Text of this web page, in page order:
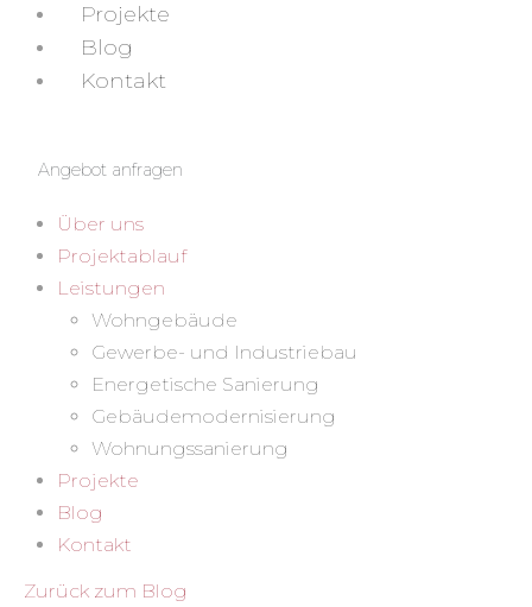
Projekte
Blog
Kontakt
Angebot anfragen
Über uns
Projektablauf
Leistungen
Wohngebäude
Gewerbe- und Industriebau
Energetische Sanierung
Gebäudemodernisierung
Wohnungssanierung
Projekte
Blog
Kontakt
Zurück zum Blog